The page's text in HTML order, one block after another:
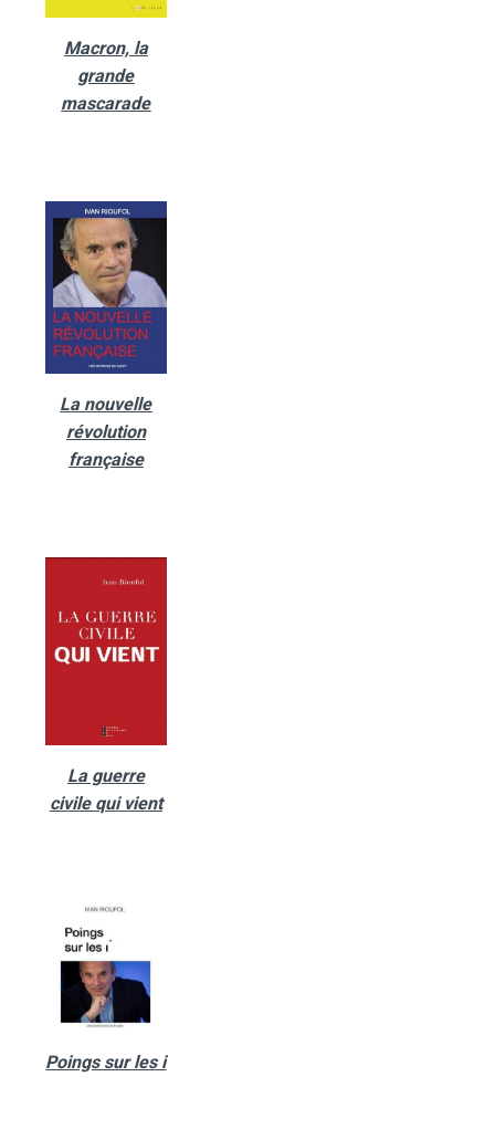
Macron, la
grande
mascarade
La nouvelle
révolution
française
La guerre
civile qui vient
Poings sur les i